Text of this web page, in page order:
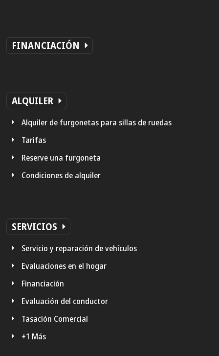
FINANCIACIÓN
ALQUILER
Alquiler de furgonetas para sillas de ruedas
Tarifas
Reserve una furgoneta
Condiciones de alquiler
SERVICIOS
Servicio y reparación de vehículos
Evaluaciones en el hogar
Financiación
Evaluación del conductor
Tasación Comercial
+1 Más